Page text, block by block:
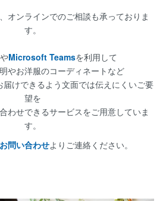
オンラインでのご相談も承っておりま
す。
やMicrosoft Teamsを利用して
やお洋服のコーディネートなど
けできるよう文面では伝えにくいご要
望を
わせできるサービスをご用意していま
す。
お問い合わせよりご連絡ください。